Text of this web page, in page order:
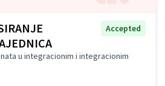
Accepted
u integracionim i integracionim